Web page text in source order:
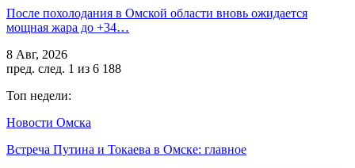
После похолодания в Омской области вновь ожидается
мощная жара до +34…
8 Авг, 2026
пред. след. 1 из 6 188
Топ недели:
Новости Омска
Встреча Путина и Токаева в Омске: главное